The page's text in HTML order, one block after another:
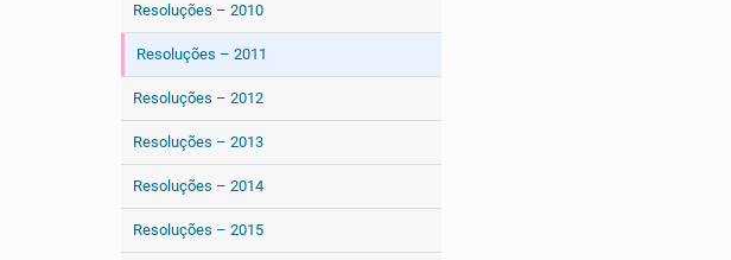
Resoluções – 2010
Resoluções – 2011
Resoluções – 2012
Resoluções – 2013
Resoluções – 2014
Resoluções – 2015